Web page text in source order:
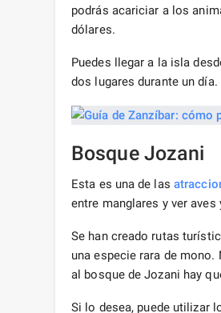
podrás acariciar a los
dólares.
Puedes llegar a la isla
dos lugares durante un día.
Bosque Jozani
Esta es una de las
entre manglares y ver
Se han creado rutas
una especie rara de
al bosque de Jozani hay
Si lo desea, puede utilizar